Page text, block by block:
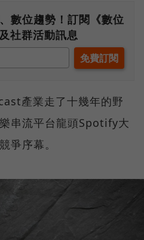
數位趨勢！訂閱《數位
社群活動訊息
產業走了十幾年的野
串流平台龍頭Spotify大
爭序幕。